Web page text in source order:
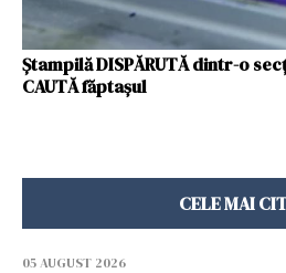
Ștampilă DISPĂRUTĂ dintr-o
CAUTĂ făptașul
CELE MAI
05 AUGUST 2026